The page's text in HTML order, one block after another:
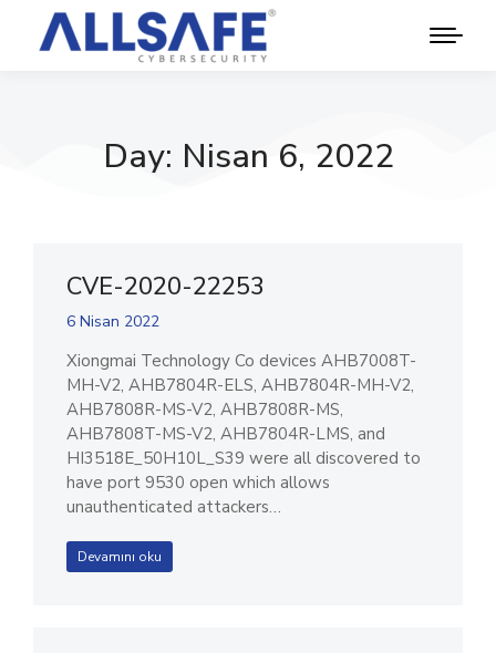
Day: Nisan 6, 2022
CVE-2020-22253
6 Nisan 2022
Xiongmai Technology Co devices AHB7008T-
MH-V2, AHB7804R-ELS, AHB7804R-MH-V2,
AHB7808R-MS-V2, AHB7808R-MS,
AHB7808T-MS-V2, AHB7804R-LMS, and
HI3518E_50H10L_S39 were all discovered to
have port 9530 open which allows
unauthenticated attackers…
Devamını oku